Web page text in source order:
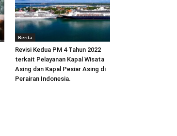
Berita
Revisi Kedua PM 4 Tahun 2022
terkait Pelayanan Kapal Wisata
Asing dan Kapal Pesiar Asing di
Perairan Indonesia.